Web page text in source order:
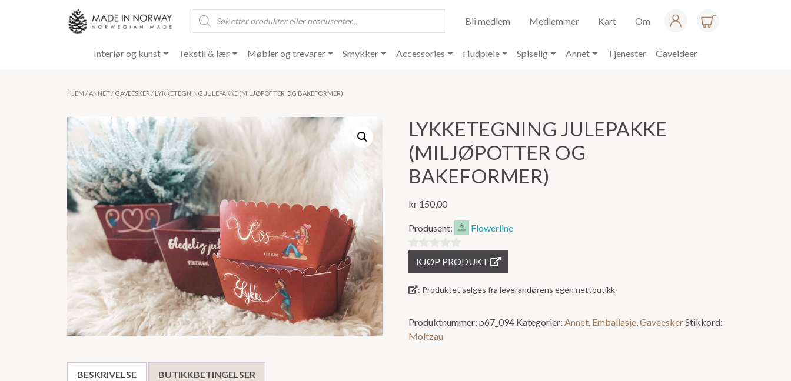
Products
search
Bli medlem Medlemmer Kart Om
Interiør og kunst Tekstil & lær Møbler og trevarer Smykker Accessories Hudpleie Spiselig Annet Tjenester Gaveideer
HJEM /ANNET/ GAVEESKER / LYKKETEGNING JULEPAKKE (MILJØPOTTER OG BAKEFORMER)
LYKKETEGNING JULEPAKKE
(MILJØPOTTER OG
BAKEFORMER)
kr 150,00
Produsent: Flowerline
ut
av
KJØP PRODUKT
: Produktet selges fra leverandørens egen nettbutikk
Produktnummer:p67_094 Kategorier:Annet, Emballasje,GaveeskerStikkord:
Moltzau
BESKRIVELSE BUTIKKBETINGELSER